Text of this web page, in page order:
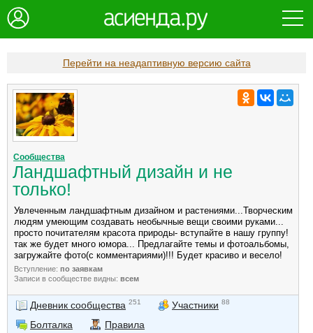
Перейти на неадаптивную версию сайта
Сообщества
Ландшафтный дизайн и не
только!
Увлеченным ландшафтным дизайном и растениями...Творческим
людям умеющим создавать необычные вещи своими руками...
просто почитателям красота природы- вступайте в нашу группу!
так же будет много юмора... Предлагайте темы и фотоальбомы,
загружайте фото(с комментариями)!!! Будет красиво и весело!
Вступление: по заявкам
Записи в сообществе видны: всем
Дневник сообщества 251 Участники 88
Болталка Правила